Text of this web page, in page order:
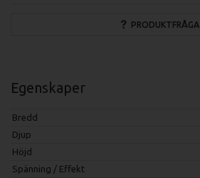
PRODUKTFRÅGA
Egenskaper
Bredd
Djup
Höjd
Spänning / Effekt